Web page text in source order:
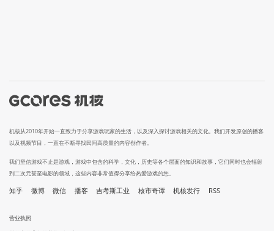
机核从2010年开始一直致力于分享游戏玩家的生活，以及深入探讨游戏相关的文化。我们开发原创的播客
以及视频节目，一直在不断寻找民间高质量的内容创作者。
我们坚信游戏不止是游戏，游戏中包含的科学，文化，历史等各个层面的知识和故事，它们同时也会辐射
到二次元甚至电影的领域，这些内容非常值得分享给热爱游戏的您。
知乎 微博 微信 播客 吉考斯工业 核市奇谭 机核发行 RSS
营业执照